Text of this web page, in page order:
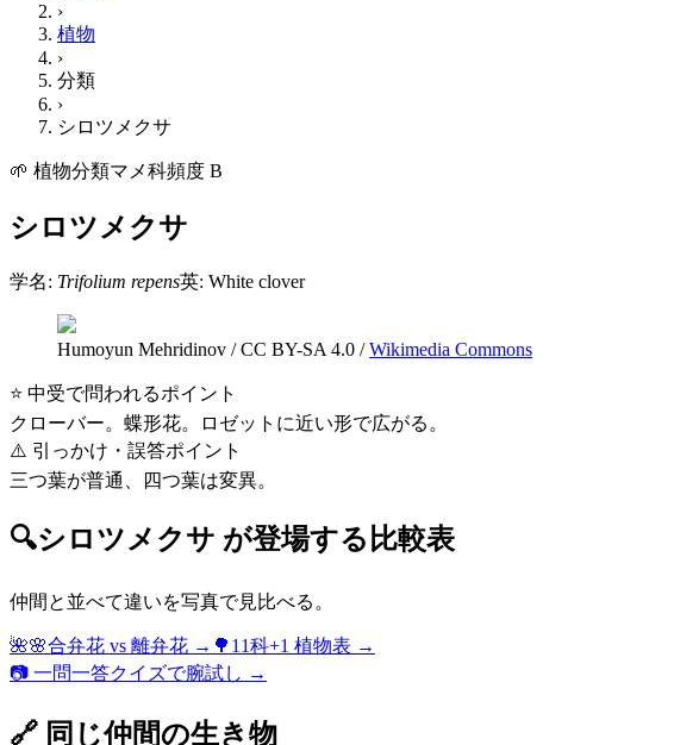
›
植物
›
分類
›
シロツメクサ
🌱 植物分類マメ科頻度 B
シロツメクサ
学名: Trifolium repens英: White clover
Humoyun Mehridinov /CC BY-SA 4.0 / Wikimedia Commons
⭐ 中受で問われるポイント
クローバー。蝶形花。ロゼットに近い形で広がる。
⚠️ 引っかけ・誤答ポイント
三つ葉が普通、四つ葉は変異。
🔍シロツメクサ が登場する比較表
仲間と並べて違いを写真で見比べる。
🌺🌸合弁花 vs 離弁花 → 🌳 11科+1 植物表 →
📷 一問一答クイズで腕試し →
🔗 同じ仲間の生き物